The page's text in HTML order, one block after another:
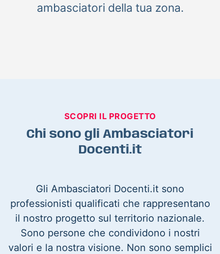
ambasciatori della tua zona.
SCOPRI IL PROGETTO
Chi sono gli Ambasciatori
Docenti.it
Gli Ambasciatori Docenti.it sono
professionisti qualificati che rappresentano
il nostro progetto sul territorio nazionale.
Sono persone che condividono i nostri
valori e la nostra visione. Non sono semplici